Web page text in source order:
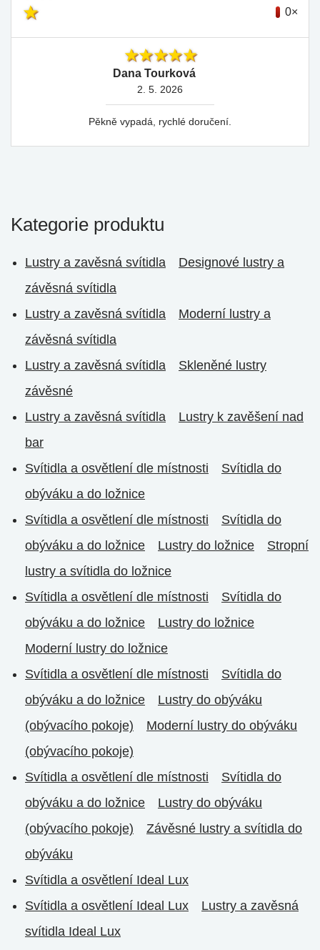
0×
Dana Tourková
2. 5. 2026
Pěkně vypadá, rychlé doručení.
Kategorie produktu
Lustry a zavěsná svítidla
Designové lustry a
závěsná svítidla
Lustry a zavěsná svítidla
Moderní lustry a
závěsná svítidla
Lustry a zavěsná svítidla
Skleněné lustry
závěsné
Lustry a zavěsná svítidla
Lustry k zavěšení nad
bar
Svítidla a osvětlení dle místnosti
Svítidla do
obýváku a do ložnice
Svítidla a osvětlení dle místnosti
Svítidla do
obýváku a do ložnice
Lustry do ložnice
Stropní
lustry a svítidla do ložnice
Svítidla a osvětlení dle místnosti
Svítidla do
obýváku a do ložnice
Lustry do ložnice
Moderní lustry do ložnice
Svítidla a osvětlení dle místnosti
Svítidla do
obýváku a do ložnice
Lustry do obýváku
(obývacího pokoje)
Moderní lustry do obýváku
(obývacího pokoje)
Svítidla a osvětlení dle místnosti
Svítidla do
obýváku a do ložnice
Lustry do obýváku
(obývacího pokoje)
Závěsné lustry a svítidla do
obýváku
Svítidla a osvětlení Ideal Lux
Svítidla a osvětlení Ideal Lux
Lustry a zavěsná
svítidla Ideal Lux